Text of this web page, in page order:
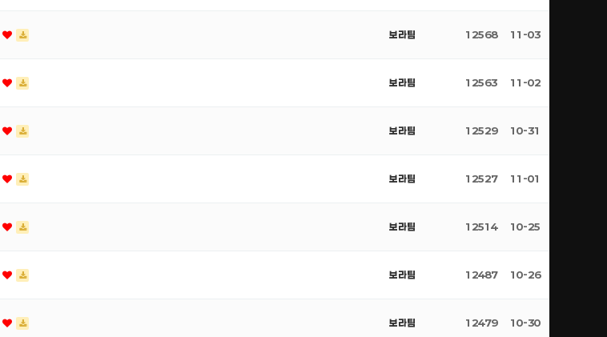
보라팀 12568 11-03
보라팀 12563 11-02
보라팀 12529 10-31
보라팀 12527 11-01
보라팀 12514 10-25
보라팀 12487 10-26
보라팀 12479 10-30